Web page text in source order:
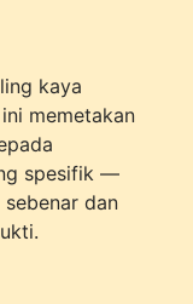
kaya
memetakan
spesifik —
dan